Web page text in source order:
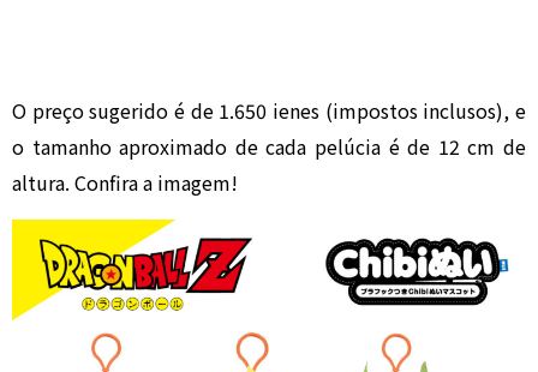
O preço sugerido é de 1.650 ienes (impostos inclusos), e
o tamanho aproximado de cada pelúcia é de 12 cm de
altura. Confira a imagem!